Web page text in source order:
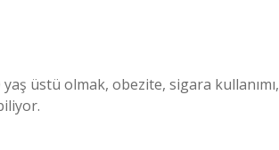
üstü olmak, obezite, sigara kullanımı,